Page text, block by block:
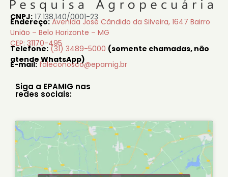
CNPJ: 17.138.140/0001-23
Endereço: Avenida José Cândido da Silveira, 1647 Bairro
União – Belo Horizonte – MG
CEP: 31170-495
Telefone: (31) 3489-5000 (somente chamadas, não
atende WhatsApp)
E-mail: faleconosco@epamig.br
Siga a EPAMIG nas
redes sociais: